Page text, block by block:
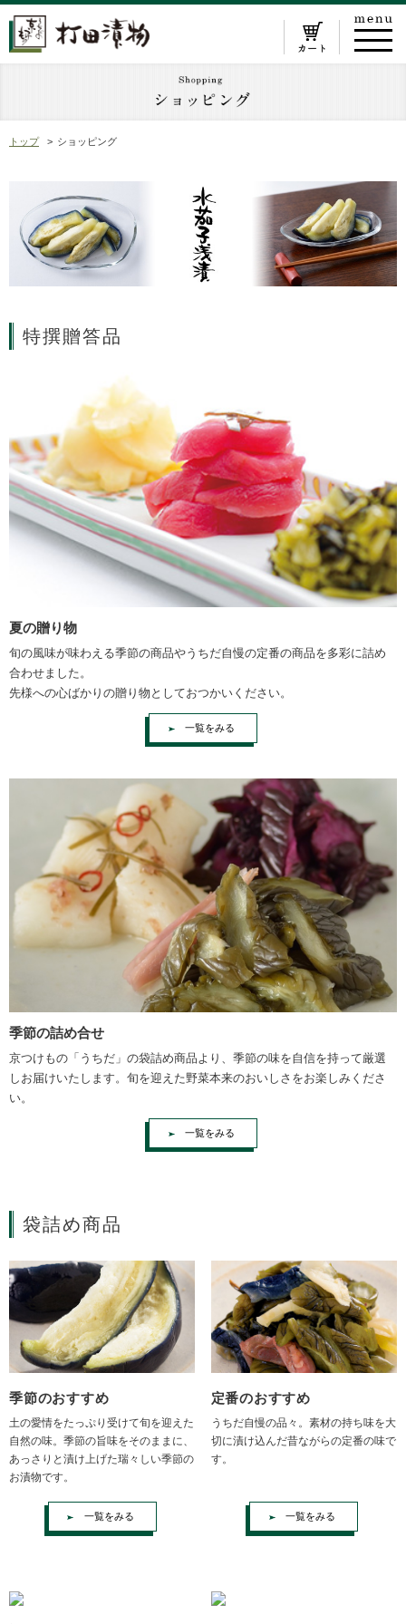
トップ ショッピング
特撰贈答品
夏の贈り物
旬の風味が味わえる季節の商品やうちだ自慢の定番の商品を多彩に詰め
合わせました。
先様への心ばかりの贈り物としておつかいください。
一覧をみる
季節の詰め合せ
京つけもの「うちだ」の袋詰め商品より、季節の味を自信を持って厳選
しお届けいたします。旬を迎えた野菜本来のおいしさをお楽しみくださ
い。
一覧をみる
袋詰め商品
季節のおすすめ
土の愛情をたっぷり受けて旬を迎えた
自然の味。季節の旨味をそのままに、
あっさりと漬け上げた瑞々しい季節の
お漬物です。
一覧をみる
定番のおすすめ
うちだ自慢の品々。素材の持ち味を大
切に漬け込んだ昔ながらの定番の味で
す。
一覧をみる